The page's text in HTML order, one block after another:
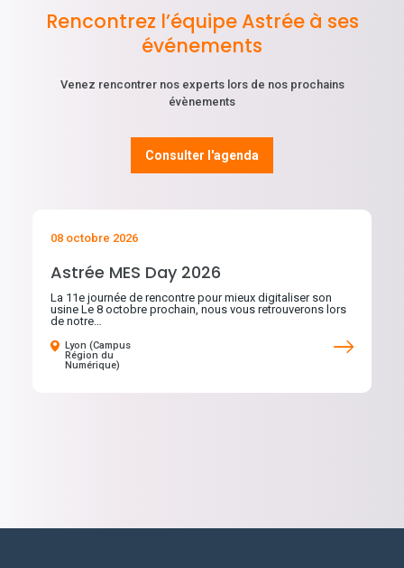
Rencontrez l’équipe Astrée à ses
événements
Venez rencontrer nos experts lors de nos prochains
évènements
Consulter l'agenda
08 octobre 2026
Astrée MES Day 2026
La 11e journée de rencontre pour mieux digitaliser son
usine Le 8 octobre prochain, nous vous retrouverons lors
de notre…
Lyon (Campus
Région du
Numérique)